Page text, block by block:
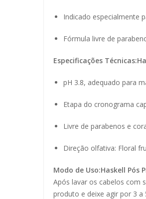
Indicado especialmente
Fórmula livre de
Especificações
pH 3.8, adequado para
Etapa do cronograma
Livre de parabenos e
Direção olfativa: Floral
Modo de Uso:Haskell Pós
Após lavar os cabelos com
produto e deixe agir por 3